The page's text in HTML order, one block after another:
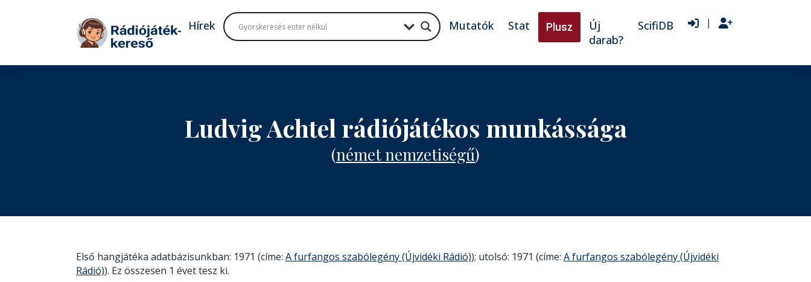
Tovább a tartalomhoz
Hírek Mutatók Stat Plusz
Új
darab?
ScifiDB |
Ludvig Achtel rádiójátékos munkássága
(német nemzetiségű)
Első hangjátéka adatbázisunkban: 1971 (címe: A furfangos szabólegény (Újvidéki Rádió)); utolsó: 1971 (címe: A furfangos szabólegény (Újvidéki
Rádió)). Ez összesen 1 évet tesz ki.